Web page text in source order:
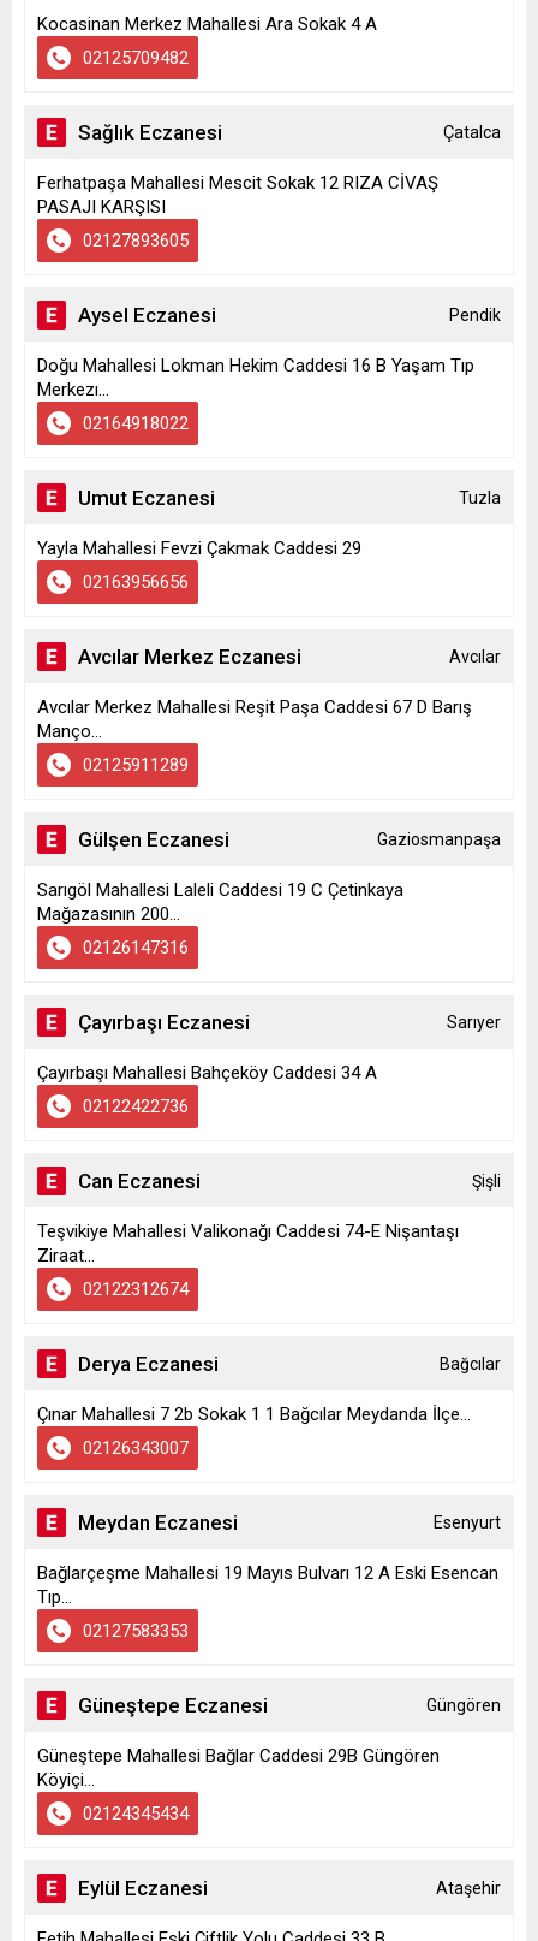
Kocasinan Merkez Mahallesi Ara Sokak 4 A
02125709482
Sağlık Eczanesi Çatalca
Ferhatpaşa Mahallesi Mescit Sokak 12 RIZA CİVAŞ
PASAJI KARŞISI
02127893605
Aysel Eczanesi Pendik
Doğu Mahallesi Lokman Hekim Caddesi 16 B Yaşam Tıp
Merkezı...
02164918022
Umut Eczanesi Tuzla
Yayla Mahallesi Fevzi Çakmak Caddesi 29
02163956656
Avcılar Merkez Eczanesi Avcılar
Avcılar Merkez Mahallesi Reşit Paşa Caddesi 67 D Barış
Manço...
02125911289
Gülşen Eczanesi Gaziosmanpaşa
Sarıgöl Mahallesi Laleli Caddesi 19 C Çetinkaya
Mağazasının 200...
02126147316
Çayırbaşı Eczanesi Sarıyer
Çayırbaşı Mahallesi Bahçeköy Caddesi 34 A
02122422736
Can Eczanesi Şişli
Teşvikiye Mahallesi Valikonağı Caddesi 74-E Nişantaşı
Ziraat...
02122312674
Derya Eczanesi Bağcılar
Çınar Mahallesi 7 2b Sokak 1 1 Bağcılar Meydanda İlçe...
02126343007
Meydan Eczanesi Esenyurt
Bağlarçeşme Mahallesi 19 Mayıs Bulvarı 12 A Eski Esencan
Tıp...
02127583353
Güneştepe Eczanesi Güngören
Güneştepe Mahallesi Bağlar Caddesi 29B Güngören
Köyiçi...
02124345434
Eylül Eczanesi Ataşehir